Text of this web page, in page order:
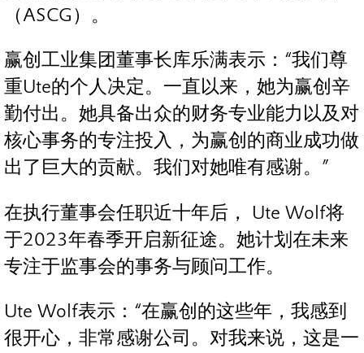
（ASCG）。
赢创工业集团董事长库乐满表示：“我们尊
重Ute的个人决定。一直以来，她为赢创辛
勤付出。她具备出众的财务专业能力以及对
核心事务的专注投入，为赢创的商业成功做
出了巨大的贡献。我们对她唯有感谢。”
在执行董事会任职近十年后， Ute Wolf将
于2023年春季开启新征途。她计划在未来
专注于监事会的事务与顾问工作。
Ute Wolf表示：“在赢创的这些年，我感到
很开心，非常感谢公司。对我来说，这是一